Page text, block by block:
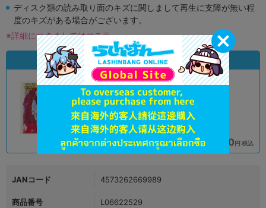
ディスク類の読み取り面のキズに関しまして再生に支障が無い程
度のキズがある場合がございます。
※詳細につきましてはコチラ
状態違いの同一商品
状態 : A
オンライン
在庫あり 690円 税込 在庫あり 880 円 税込
JANコード 4573262669989
商品番号 L06622529